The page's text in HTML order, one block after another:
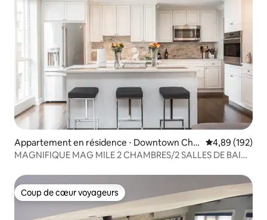
Appartement en résidence ⋅ Downtown Chic
ago
Évaluation
4,89 (192)
MAGNIFIQUE MAG MILE 2 CHAMBRES/2 SALLES DE BAIN
Coup de cœur voyageurs
Coup de cœur voyageurs